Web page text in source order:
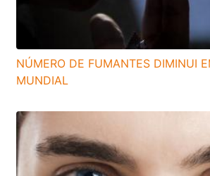
NÚMERO DE FUMANTES DIMINUI
MUNDIAL